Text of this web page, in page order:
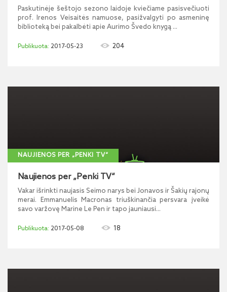
Paskutinėje šeštojo sezono laidoje kviečiame pasisvečiuoti
prof. Irenos Veisaitės namuose, pasižvalgyti po asmeninę
biblioteką bei pakalbėti apie Aurimo Švedo knygą ...
2017-05-23 204
NAUJIENOS PER „PENKI TV“
Naujienos per „Penki TV“
Vakar išrinkti naujasis Seimo narys bei Jonavos ir Šakių rajonų
merai. Emmanuelis Macronas triuškinančia persvara įveikė
savo varžovę Marine Le Pen ir tapo jauniausi...
2017-05-08 18